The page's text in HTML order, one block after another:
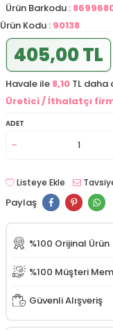
Ürün Barkodu :
Ürün Kodu : 90138
405,00 TL
Havale ile 8,10 TL daha
Üretici / İthalatçı
ADET
Listeye Ekle
Paylaş
%100 Orijinal Ürün
%100 Müşteri
Güvenli Alışveriş